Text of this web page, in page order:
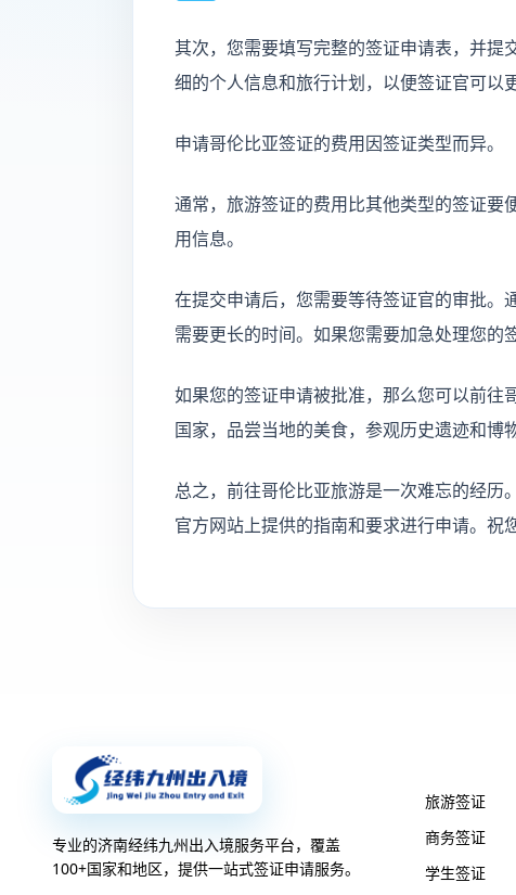
其次，您需要填写完整的签证申请表，并提
细的个人信息和旅行计划，以便签证官可以
申请哥伦比亚签证的费用因签证类型而异。
通常，旅游签证的费用比其他类型的签证要
用信息。
在提交申请后，您需要等待签证官的审批。
需要更长的时间。如果您需要加急处理您的
如果您的签证申请被批准，那么您可以前往
国家，品尝当地的美食，参观历史遗迹和博
总之，前往哥伦比亚旅游是一次难忘的经
官方网站上提供的指南和要求进行申请。祝
专业的济南经纬九州出入境服务平台，覆盖
100+国家和地区，提供一站式签证申请服务。
旅游签证
商务签证
学生签证